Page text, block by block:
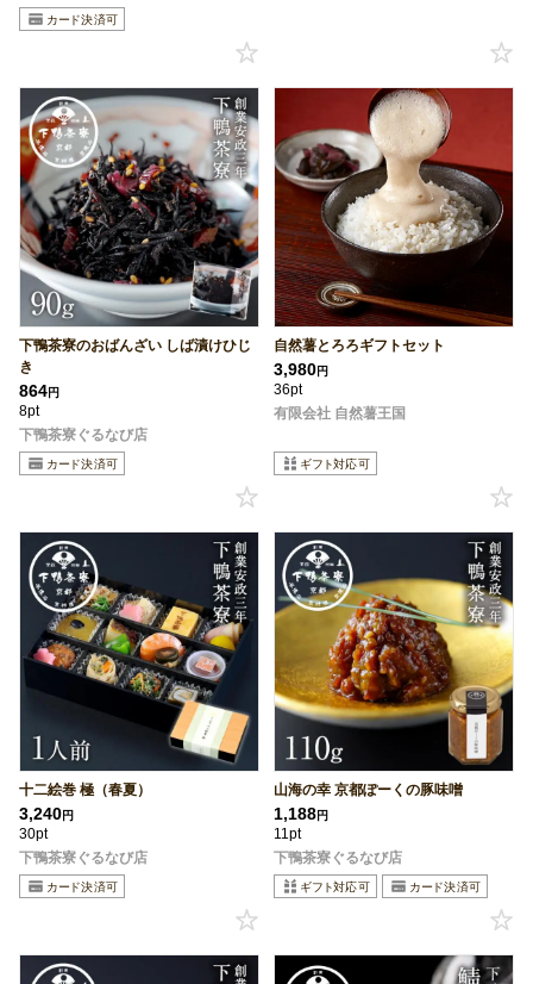
下鴨茶寮のおばんざい しば漬けひじ
き
864円
8pt
下鴨茶寮ぐるなび店
自然薯とろろギフトセット
3,980円
36pt
有限会社 自然薯王国
十二絵巻 極（春夏）
3,240円
30pt
下鴨茶寮ぐるなび店
山海の幸 京都ぽーくの豚味噌
1,188円
11pt
下鴨茶寮ぐるなび店